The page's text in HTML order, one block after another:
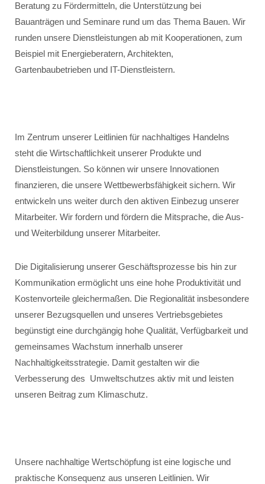
Beratung zu Fördermitteln, die Unterstützung bei
Bauanträgen und Seminare rund um das Thema Bauen. Wir
runden unsere Dienstleistungen ab mit Kooperationen, zum
Beispiel mit Energieberatern, Architekten,
Gartenbaubetrieben und IT-Dienstleistern.
Im Zentrum unserer Leitlinien für nachhaltiges Handelns
steht die Wirtschaftlichkeit unserer Produkte und
Dienstleistungen. So können wir unsere Innovationen
finanzieren, die unsere Wettbewerbsfähigkeit sichern. Wir
entwickeln uns weiter durch den aktiven Einbezug unserer
Mitarbeiter. Wir fordern und fördern die Mitsprache, die Aus-
und Weiterbildung unserer Mitarbeiter.
Die Digitalisierung unserer Geschäftsprozesse bis hin zur
Kommunikation ermöglicht uns eine hohe Produktivität und
Kostenvorteile gleichermaßen. Die Regionalität insbesondere
unserer Bezugsquellen und unseres Vertriebsgebietes
begünstigt eine durchgängig hohe Qualität, Verfügbarkeit und
gemeinsames Wachstum innerhalb unserer
Nachhaltigkeitsstrategie. Damit gestalten wir die
Verbesserung des Umweltschutzes aktiv mit und leisten
unseren Beitrag zum Klimaschutz.
Unsere nachhaltige Wertschöpfung ist eine logische und
praktische Konsequenz aus unseren Leitlinien. Wir